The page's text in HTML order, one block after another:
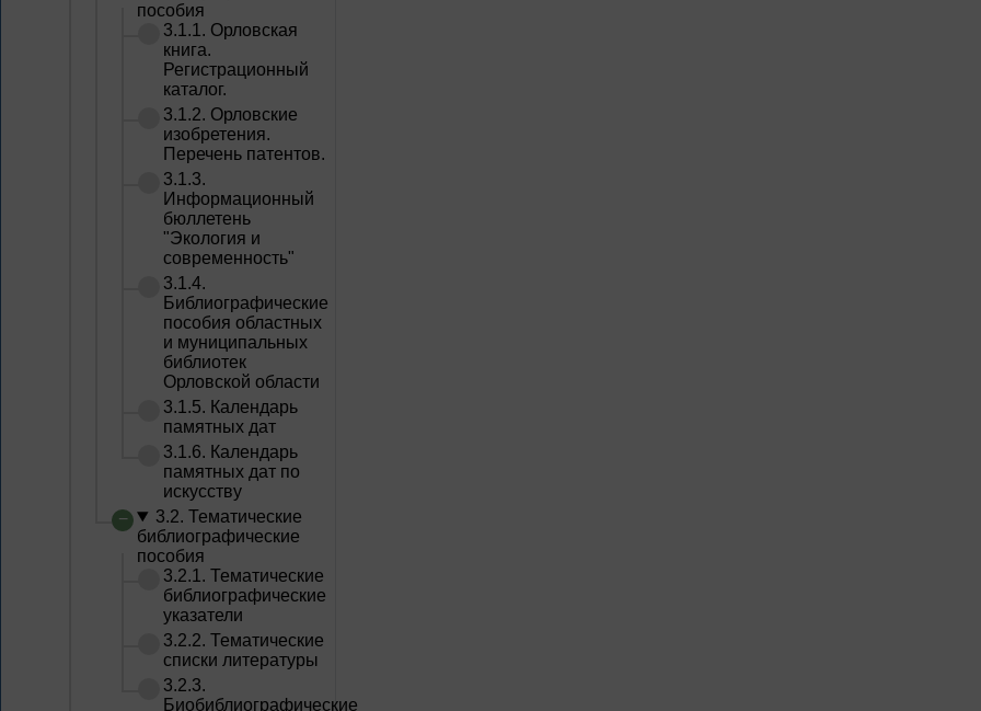
пособия
3.1.1. Орловская
книга.
Регистрационный
каталог.
3.1.2. Орловские
изобретения.
Перечень патентов.
3.1.3.
Информационный
бюллетень
"Экология и
современность"
3.1.4.
Библиографические
пособия областных
и муниципальных
библиотек
Орловской области
3.1.5. Календарь
памятных дат
3.1.6. Календарь
памятных дат по
искусству
3.2. Тематические
библиографические
пособия
3.2.1. Тематические
библиографические
указатели
3.2.2. Тематические
списки литературы
3.2.3.
Биобиблиографические